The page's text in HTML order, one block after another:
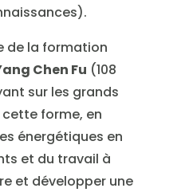
de la formation
Chen Fu (108
sur les grands
forme, en
énergétiques en
et du travail à
et développer une